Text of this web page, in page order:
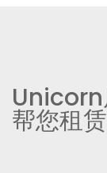
Unicorn
帮您租